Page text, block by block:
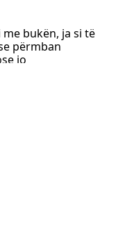
bukën, ja si të
përmban
jo